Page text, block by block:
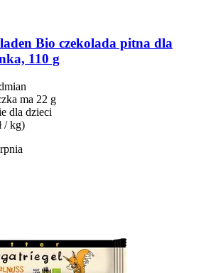
Bio czekolada pitna dla
110 g
ma 22 g
dla dzieci
/ kg)